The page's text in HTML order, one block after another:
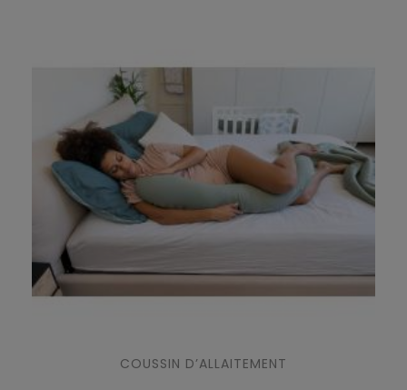
COUSSIN D’ALLAITEMENT